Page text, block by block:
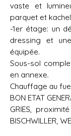
vaste et
parquet et
-1er étage: un
dressing et
équipée.
Sous-sol
en annexe.
Chauffage au
BON ETAT
GRIES, proximité
BISCHWILLER,